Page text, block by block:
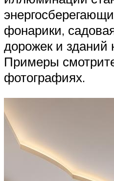
фонарики,
дорожек и зданий
Примеры
фотографиях.